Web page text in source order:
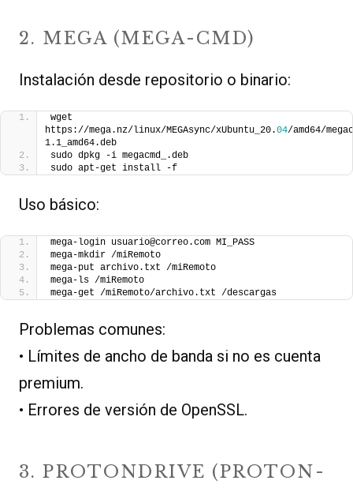
2. MEGA (MEGA-CMD)
Instalación desde repositorio o binario:
wget
https://mega.nz/linux/MEGAsync/xUbuntu_20.04/amd64/
1.1_amd64.deb
sudo dpkg -i megacmd_.deb
sudo apt-get install -f
Uso básico:
mega-login usuario@correo.com MI_PASS
mega-mkdir /miRemoto
mega-put archivo.txt /miRemoto
mega-ls /miRemoto
mega-get /miRemoto/archivo.txt /descargas
Problemas comunes:
• Límites de ancho de banda si no es cuenta
premium.
• Errores de versión de OpenSSL.
3. PROTONDRIVE (PROTON-